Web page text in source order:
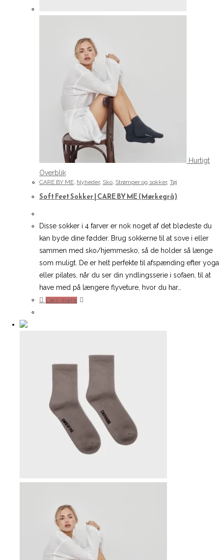
Hurtigt
Overblik
CARE BY ME, Nyheder, Sko, Strømper og sokker, Tøj
Soft Feet Sokker | CARE BY ME (Mørkegrå)
Disse sokker i 4 farver er nok noget af det blødeste du
kan byde dine fødder. Brug sokkerne til at sove i eller
sammen med sko/hjemmesko, så de holder så længe
som muligt. De er helt perfekte til afspænding efter yoga
eller pilates, når du ser din yndlingsserie i sofaen, til at
have med på længere flyveture, hvor du har…
Læs mere